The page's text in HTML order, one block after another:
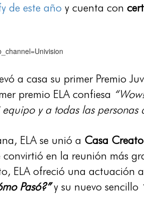
de este año y cuenta con
a casa su primer Premio
premio ELA confiesa
y a todas las personas
ELA se unió a Casa
convirtió en la reunión más
ELA ofreció una actuación
Pasó?”y su nuevo sencillo